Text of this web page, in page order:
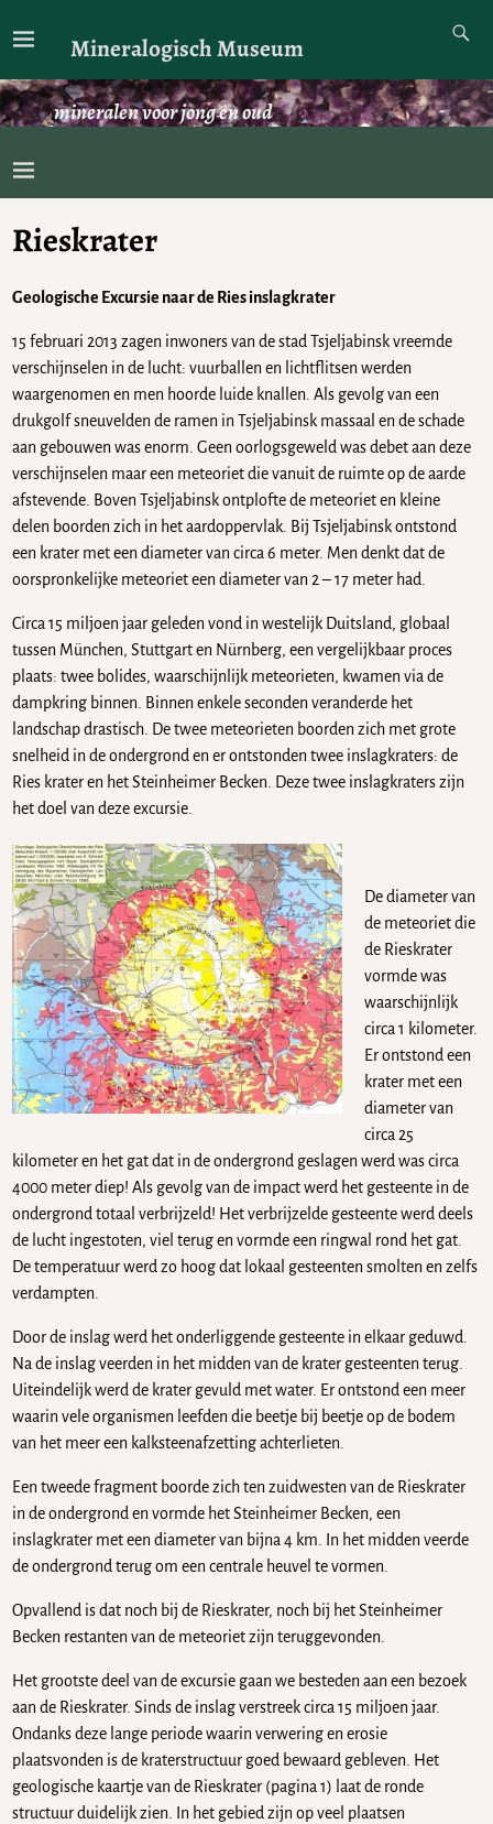
Mineralogisch Museum
mineralen voor jong en oud
Rieskrater
Geologische Excursie naar de Ries inslagkrater
15 februari 2013 zagen inwoners van de stad Tsjeljabinsk vreemde
verschijnselen in de lucht: vuurballen en lichtflitsen werden
waargenomen en men hoorde luide knallen. Als gevolg van een
drukgolf sneuvelden de ramen in Tsjeljabinsk massaal en de schade
aan gebouwen was enorm. Geen oorlogsgeweld was debet aan deze
verschijnselen maar een meteoriet die vanuit de ruimte op de aarde
afstevende. Boven Tsjeljabinsk ontplofte de meteoriet en kleine
delen boorden zich in het aardoppervlak. Bij Tsjeljabinsk ontstond
een krater met een diameter van circa 6 meter. Men denkt dat de
oorspronkelijke meteoriet een diameter van 2 – 17 meter had.
Circa 15 miljoen jaar geleden vond in westelijk Duitsland, globaal
tussen München, Stuttgart en Nürnberg, een vergelijkbaar proces
plaats: twee bolides, waarschijnlijk meteorieten, kwamen via de
dampkring binnen. Binnen enkele seconden veranderde het
landschap drastisch. De twee meteorieten boorden zich met grote
snelheid in de ondergrond en er ontstonden twee inslagkraters: de
Ries krater en het Steinheimer Becken. Deze twee inslagkraters zijn
het doel van deze excursie.
De diameter van
de meteoriet die
de Rieskrater
vormde was
waarschijnlijk
circa 1 kilometer.
Er ontstond een
krater met een
diameter van
circa 25
kilometer en het gat dat in de ondergrond geslagen werd was circa
4000 meter diep! Als gevolg van de impact werd het gesteente in de
ondergrond totaal verbrijzeld! Het verbrijzelde gesteente werd deels
de lucht ingestoten, viel terug en vormde een ringwal rond het gat.
De temperatuur werd zo hoog dat lokaal gesteenten smolten en zelfs
verdampten.
Door de inslag werd het onderliggende gesteente in elkaar geduwd.
Na de inslag veerden in het midden van de krater gesteenten terug.
Uiteindelijk werd de krater gevuld met water. Er ontstond een meer
waarin vele organismen leefden die beetje bij beetje op de bodem
van het meer een kalksteenafzetting achterlieten.
Een tweede fragment boorde zich ten zuidwesten van de Rieskrater
in de ondergrond en vormde het Steinheimer Becken, een
inslagkrater met een diameter van bijna 4 km. In het midden veerde
de ondergrond terug om een centrale heuvel te vormen.
Opvallend is dat noch bij de Rieskrater, noch bij het Steinheimer
Becken restanten van de meteoriet zijn teruggevonden.
Het grootste deel van de excursie gaan we besteden aan een bezoek
aan de Rieskrater. Sinds de inslag verstreek circa 15 miljoen jaar.
Ondanks deze lange periode waarin verwering en erosie
plaatsvonden is de kraterstructuur goed bewaard gebleven. Het
geologische kaartje van de Rieskrater (pagina 1) laat de ronde
structuur duidelijk zien. In het gebied zijn op veel plaatsen